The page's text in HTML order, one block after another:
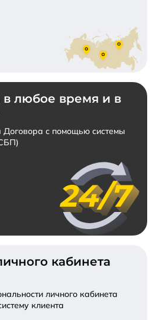
в любое время и в
Договора с помощью системы
кабинета
личного кабинета
клиента